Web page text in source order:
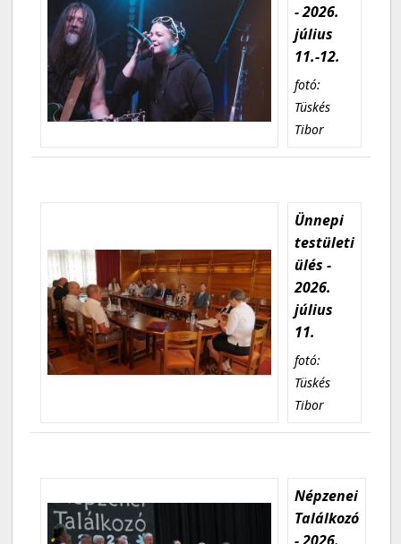
- 2026.
július
11.-12.
fotó:
Tüskés
Tibor
Ünnepi
testületi
ülés -
2026.
július
11.
fotó:
Tüskés
Tibor
Népzenei
Találkozó